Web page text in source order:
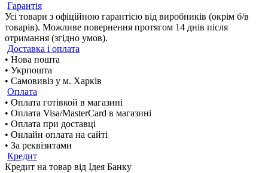
Гарантія
Усі товари з офіційною гарантією від виробників (окрім б/в
товарів). Можливе повернення протягом 14 днів після
отримання (згідно умов).
Доставка і оплата
• Нова пошта
• Укрпошта
• Самовивіз у м. Харків
Оплата
• Оплата готівкой в магазині
• Оплата Visa/MasterCard в магазині
• Оплата при доставці
• Онлайн оплата на сайті
• За реквізитами
Кредит
Кредит на товар від Ідея Банку